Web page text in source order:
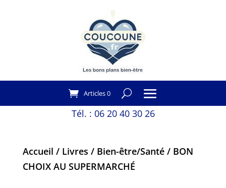
Articles 0
Tél. : 06 20 40 30 26
Accueil / Livres / Bien-être/Santé/ BON
CHOIX AU SUPERMARCHÉ